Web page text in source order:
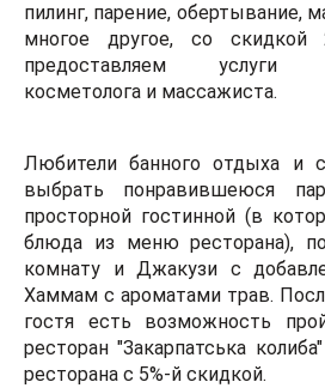
пилинг, парение, обертывание,
многое другое, со
предоставляем услуги
косметолога и массажиста.
Любители банного отдыха и
выбрать понравившеюся
просторной гостинной (в
блюда из меню ресторана),
комнату и Джакузи с
Хаммам с ароматами трав.
гостя есть возможность
ресторан "Закарпатська
ресторана с 5%-й скидкой.